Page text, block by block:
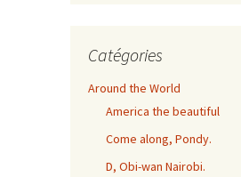
Catégories
Around the World
America the beautiful
Come along, Pondy.
D, Obi-wan Nairobi.